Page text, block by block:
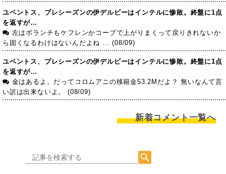
ユベントス、プレシーズンの伊デルビーはインテルに惨敗。終盤に1点
を返すが…
左はボランチもケフレンかコープで上がりまくって戻りきれないか
ら固くなるわけはないんだよね ... (08/09)
ユベントス、プレシーズンの伊デルビーはインテルに惨敗。終盤に1点
を返すが…
金はあるよ。だってコロムアニの移籍金53.2Mだよ？ 無いなんて言
い訳は出来ないよ。 (08/09)
新着コメント一覧へ